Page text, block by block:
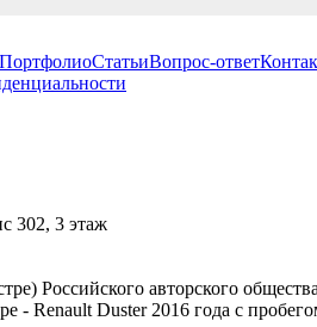
ПортфолиоСтатьиВопрос-ответ
302, 3 этаж
Российского авторского